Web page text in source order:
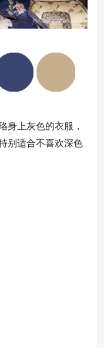
身上灰色的衣服，
别适合不喜欢深色